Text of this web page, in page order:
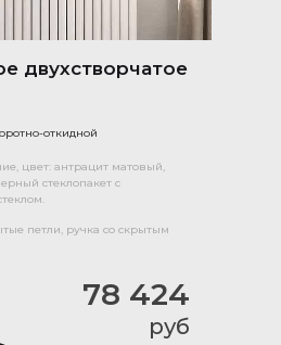
двухстворчатое
откидной
78 424
руб
цвет: антрацит матовый,
стеклопакет с
петли, ручка со скрытым